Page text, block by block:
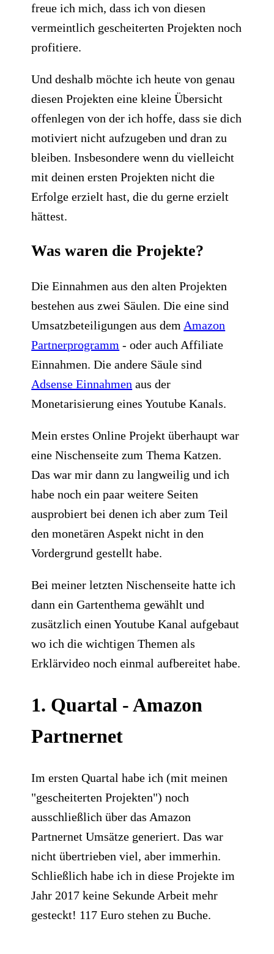
freue ich mich, dass ich von diesen
vermeintlich gescheiterten Projekten noch
profitiere.
Und deshalb möchte ich heute von genau
diesen Projekten eine kleine Übersicht
offenlegen von der ich hoffe, dass sie dich
motiviert nicht aufzugeben und dran zu
bleiben. Insbesondere wenn du vielleicht
mit deinen ersten Projekten nicht die
Erfolge erzielt hast, die du gerne erzielt
hättest.​
Was waren die Projekte?
Die Einnahmen aus den alten Projekten
bestehen aus zwei Säulen. Die eine sind
Umsatzbeteiligungen aus dem Amazon
Partnerprogramm - oder auch Affiliate
Einnahmen. Die andere Säule sind
Adsense Einnahmen aus der
Monetarisierung eines Youtube Kanals.
Mein erstes Online Projekt überhaupt war
eine Nischenseite zum Thema Katzen.
Das war mir dann zu langweilig und ich
habe noch ein paar weitere Seiten
ausprobiert bei denen ich aber zum Teil
den monetären Aspekt nicht in den
Vordergrund gestellt habe.
​Bei meiner letzten Nischenseite hatte ich
dann ein Gartenthema gewählt und
zusätzlich einen Youtube Kanal aufgebaut
wo ich die wichtigen Themen als
Erklärvideo noch einmal aufbereitet habe.
​1. Quartal - Amazon
Partnernet
​Im ersten Quartal habe ich (mit meinen
"gescheiterten Projekten") noch
ausschließlich über das Amazon
Partnernet Umsätze generiert. Das war
nicht übertrieben viel, aber immerhin.
Schließlich habe ich in diese Projekte im
Jahr 2017 keine Sekunde Arbeit mehr
gesteckt! 117 Euro stehen zu Buche.